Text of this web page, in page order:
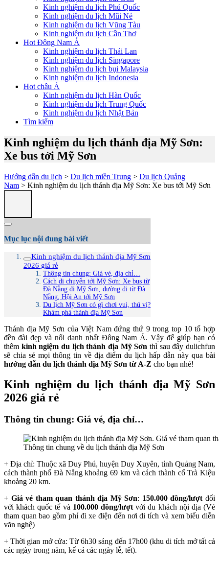
Kinh nghiệm du lịch Phú Quốc
Kinh nghiệm du lịch Mũi Né
Kinh nghiệm du lịch Vũng Tàu
Kinh nghiệm du lịch Cần Thơ
Hot Đông Nam Á
Kinh nghiệm du lịch Thái Lan
Kinh nghiệm du lịch Singapore
Kinh nghiệm du lịch bụi Malaysia
Kinh nghiệm du lịch Indonesia
Hot châu Á
Kinh nghiệm du lịch Hàn Quốc
Kinh nghiệm du lịch Trung Quốc
Kinh nghiệm du lịch Nhật Bản
Tìm kiếm
Kinh nghiệm du lịch thánh địa Mỹ Sơn:
Xe bus tới Mỹ Sơn
Hướng dẫn du lịch > Du lịch miền Trung > Du lịch Quảng
Nam > Kinh nghiệm du lịch thánh địa Mỹ Sơn: Xe bus tới Mỹ Sơn
Mục lục nội dung bài viết
Kinh nghiệm du lịch thánh địa Mỹ Sơn
2026 giá rẻ
Thông tin chung: Giá vé, địa chỉ…
Cách di chuyển tới Mỹ Sơn: Xe bus từ
Đà Nẵng đi Mỹ Sơn, đường đi từ Đà
Nẵng, Hội An tới Mỹ Sơn
Du lịch Mỹ Sơn có gì chơi vui, thú vị?
Khám phá thánh địa Mỹ Sơn
Thánh địa Mỹ Sơn của Việt Nam đứng thứ 9 trong top 10 tổ hợp
đền đài đẹp và nổi danh nhất Đông Nam Á. Vậy để giúp bạn có
thêm kinh ngiệm du lịch thánh địa Mỹ Sơn thì sau đây dulichfun
sẽ chia sẻ mọi thông tin về địa điểm du lịch hấp dẫn này qua bài
hướng dẫn du lịch thánh địa Mỹ Sơn từ A-Z cho bạn nhé!
Kinh nghiệm du lịch thánh địa Mỹ Sơn
2026 giá rẻ
Thông tin chung: Giá vé, địa chỉ…
Thông tin chung về du lịch thánh địa Mỹ Sơn
+ Địa chỉ: Thuộc xã Duy Phú, huyện Duy Xuyên, tỉnh Quảng Nam,
cách thành phố Đà Nẵng khoảng 69 km và cách thành cổ Trà Kiệu
khoảng 20 km.
+ Giá vé tham quan thánh địa Mỹ Sơn: 150.000 đồng/lượt đối
với khách quốc tế và 100.000 đồng/lượt với du khách nội địa (Vé
tham quan bao gồm phí đi xe điện đến nơi di tích và xem biểu diễn
văn nghệ)
+ Thời gian mở cửa: Từ 6h30 sáng đến 17h00 (khu di tích mở tất cả
các ngày trong năm, kể cả các ngày lễ, tết).